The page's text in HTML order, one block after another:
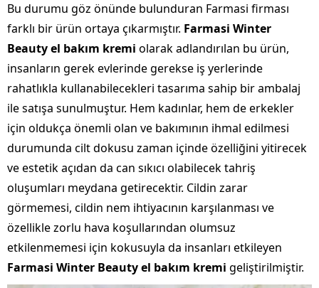
Bu durumu göz önünde bulunduran Farmasi firması
farklı bir ürün ortaya çıkarmıştır. Farmasi Winter
Beauty el bakım kremi olarak adlandırılan bu ürün,
insanların gerek evlerinde gerekse iş yerlerinde
rahatlıkla kullanabilecekleri tasarıma sahip bir ambalaj
ile satışa sunulmuştur. Hem kadınlar, hem de erkekler
için oldukça önemli olan ve bakımının ihmal edilmesi
durumunda cilt dokusu zaman içinde özelliğini yitirecek
ve estetik açıdan da can sıkıcı olabilecek tahriş
oluşumları meydana getirecektir. Cildin zarar
görmemesi, cildin nem ihtiyacının karşılanması ve
özellikle zorlu hava koşullarından olumsuz
etkilenmemesi için kokusuyla da insanları etkileyen
Farmasi Winter Beauty el bakım kremi geliştirilmiştir.